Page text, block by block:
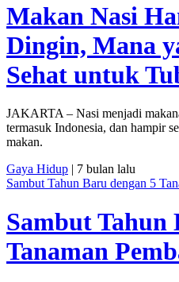
Makan Nasi
Dingin, Mana
Sehat untuk
JAKARTA – Nasi menjadi
termasuk Indonesia, dan hampir
makan.
Gaya Hidup | 7 bulan lalu
Sambut Tahun Baru dengan 5
Sambut Tahun
Tanaman